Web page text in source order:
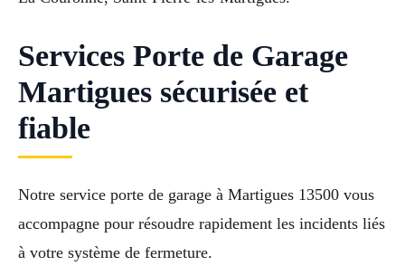
Services Porte de Garage
Martigues sécurisée et
fiable
Notre service porte de garage à Martigues 13500 vous
accompagne pour résoudre rapidement les incidents liés
à votre système de fermeture.